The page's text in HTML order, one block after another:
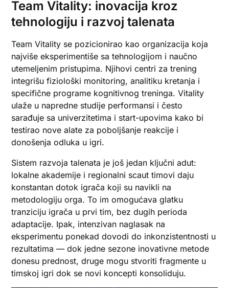
Team Vitality: inovacija kroz
tehnologiju i razvoj talenata
Team Vitality se pozicionirao kao organizacija koja
najviše eksperimentiše sa tehnologijom i naučno
utemeljenim pristupima. Njihovi centri za trening
integrišu fiziološki monitoring, analitiku kretanja i
specifične programe kognitivnog treninga. Vitality
ulaže u napredne studije performansi i često
sarađuje sa univerzitetima i start-upovima kako bi
testirao nove alate za poboljšanje reakcije i
donošenja odluka u igri.
Sistem razvoja talenata je još jedan ključni adut:
lokalne akademije i regionalni scaut timovi daju
konstantan dotok igrača koji su navikli na
metodologiju orga. To im omogućava glatku
tranziciju igrača u prvi tim, bez dugih perioda
adaptacije. Ipak, intenzivan naglasak na
eksperimentu ponekad dovodi do inkonzistentnosti u
rezultatima — dok jedne sezone inovativne metode
donesu prednost, druge mogu stvoriti fragmente u
timskoj igri dok se novi koncepti konsoliduju.